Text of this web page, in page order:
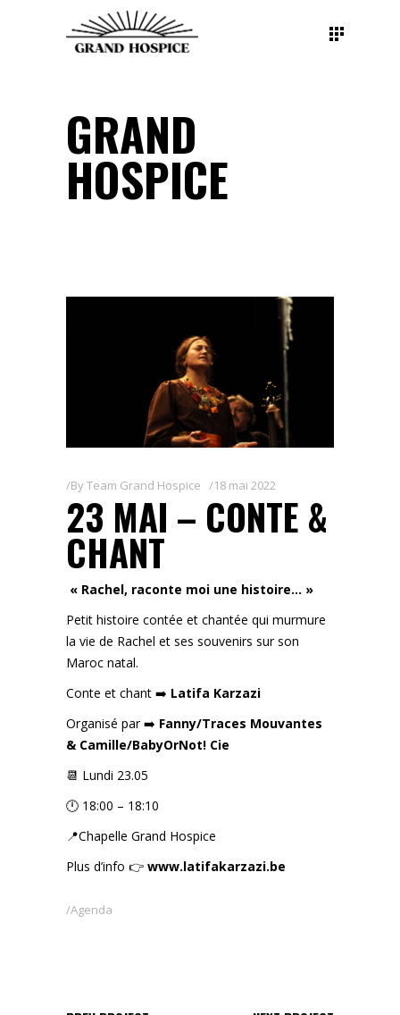
GRAND
HOSPICE
ByTeam Grand Hospice 18 mai 2022
23 MAI – CONTE &
CHANT
« Rachel, raconte moi une histoire… »
Petit histoire contée et chantée qui murmure
la vie de Rachel et ses souvenirs sur son
Maroc natal.
Conte et chant ➡️ Latifa Karzazi
Organisé par ➡️ Fanny/Traces Mouvantes
& Camille/BabyOrNot! Cie
📆 Lundi 23.05
🕛 18:00 – 18:10
📍Chapelle Grand Hospice
Plus d’info 👉 www.latifakarzazi.be
Agenda